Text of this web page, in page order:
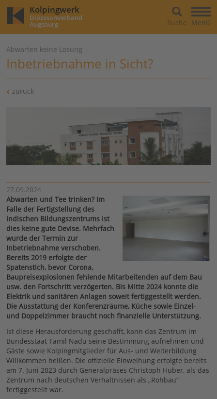
Kolpingwerk
Diözesanverband
Augsburg Menü
Suche
Abwarten keine Lösung
Inbetriebnahme in Sicht?
zurück
27.09.2024
Abwarten und Tee trinken? Im
Falle der Fertigstellung des
indischen Bildungszentrums ist
dies keine gute Devise. Mehrfach
wurde der Termin zur
Inbetriebnahme verschoben.
Bereits 2019 erfolgte der
Spatenstich, bevor Corona,
Baupreisexplosionen fehlende Mitarbeitenden auf dem Bau
usw. den Fortschritt verzögerten. Bis Mitte 2024 konnte die
Elektrik und sanitären Anlagen soweit fertiggestellt werden.
Die Ausstattung der Konferenzräume, Küche sowie Einzel-
und Doppelzimmer braucht noch finanzielle Unterstützung.
Ist diese Herausforderung geschafft, kann das Zentrum im
Bundesstaat Tamil Nadu seine Bestimmung aufnehmen und
Gäste sowie Kolpingmitglieder für Aus- und Weiterbildung
Willkommen heißen. Die offizielle Einweihung erfolgte bereits
am 7. Juni 2023 durch Generalpräses Christoph Huber, als das
Zentrum nach deutschen Verhältnissen als „Rohbau“
fertiggestellt war.